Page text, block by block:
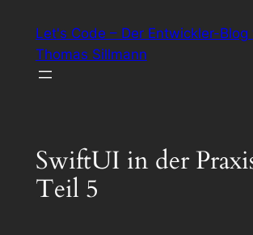
Inhalt
springen
Let's Code – Der Entwickler-Blog
Thomas Sillmann
SwiftUI in der
Teil 5